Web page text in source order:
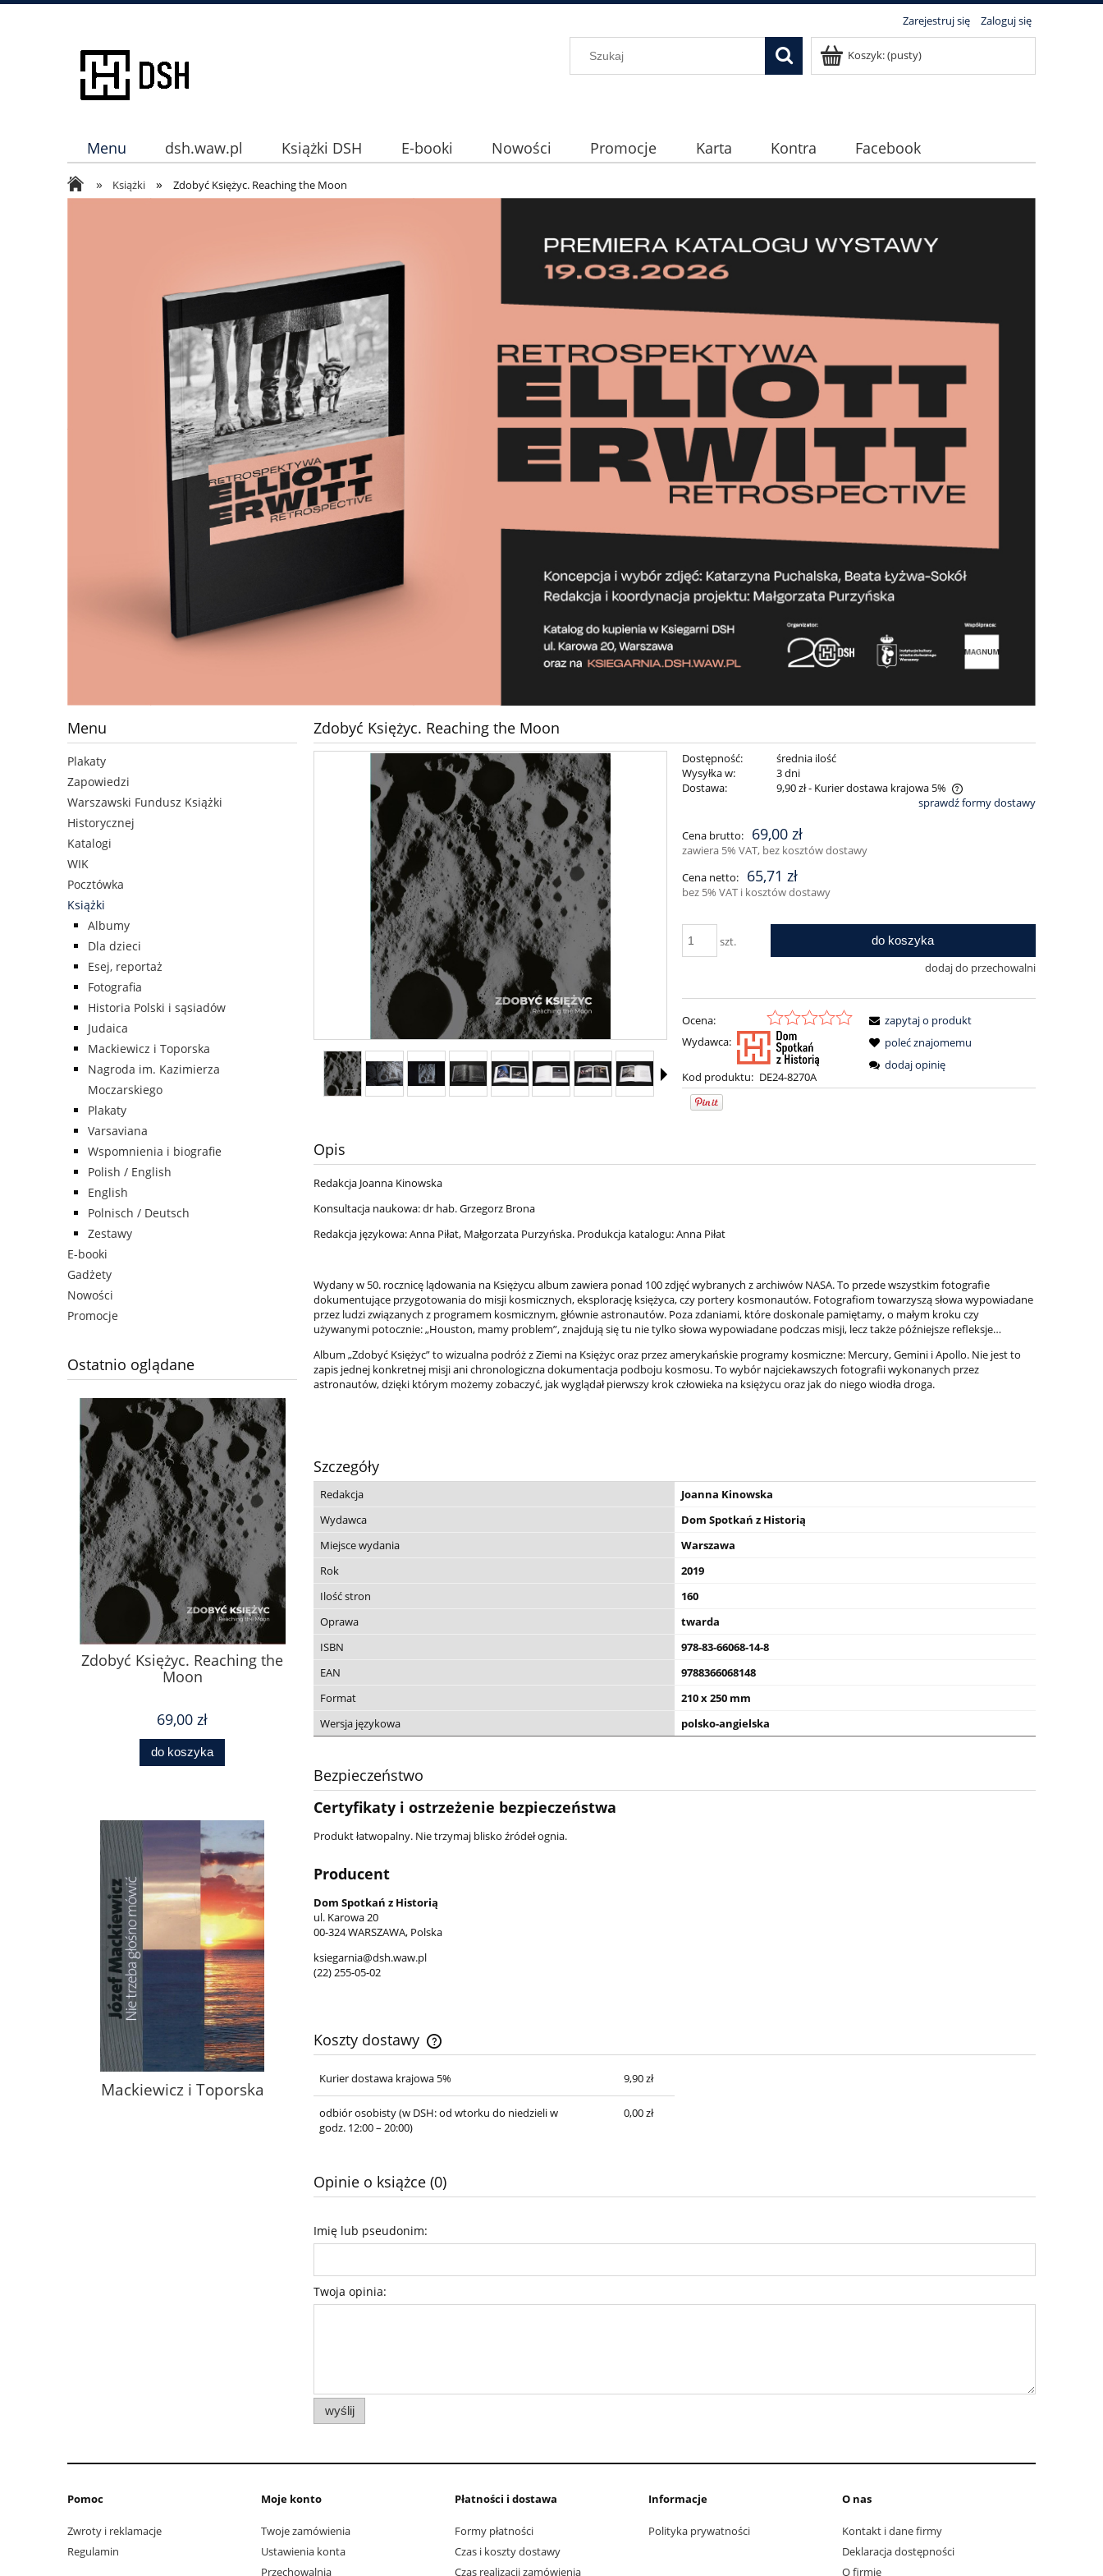
Zarejestruj się Zaloguj się
Koszyk:(pusty)
Menu dsh.waw.pl Książki DSH E-booki Nowości Promocje Karta Kontra
Facebook
Instagram
» Książki » Zdobyć Księżyc. Reaching the Moon
Menu
Plakaty
Zapowiedzi
Warszawski Fundusz Książki
Historycznej
Katalogi
WIK
Pocztówka
Książki
Albumy
Dla dzieci
Esej, reportaż
Fotografia
Historia Polski i sąsiadów
Judaica
Mackiewicz i Toporska
Nagroda im. Kazimierza
Moczarskiego
Plakaty
Varsaviana
Wspomnienia i biografie
Polish / English
English
Polnisch / Deutsch
Zestawy
E-booki
Gadżety
Nowości
Promocje
Ostatnio oglądane
Zdobyć Księżyc. Reaching the
Moon
69,00 zł
do koszyka
Mackiewicz i Toporska
Zdobyć Księżyc. Reaching the Moon
Dostępność:
średnia ilość
Wysyłka w:
3 dni
Dostawa:
9,90 zł- Kurier dostawa krajowa 5%
płatności
sprawdź formy dostawy
Cena brutto: 69,00 zł
zawiera 5% VAT, bez kosztów dostawy
Cena netto:
65,71 zł
bez 5% VAT i kosztów dostawy
szt. do koszyka
dodaj do przechowalni
Ocena:
Wydawca:
Kod produktu: DE24-8270A
zapytaj o produkt
poleć znajomemu
dodaj opinię
Opis
Redakcja Joanna Kinowska
Konsultacja naukowa: dr hab. Grzegorz Brona
Redakcja językowa: Anna Piłat, Małgorzata Purzyńska. Produkcja katalogu: Anna Piłat
Wydany w 50. rocznicę lądowania na Księżycu album zawiera ponad 100 zdjęć wybranych z archiwów NASA. To przede wszystkim fotografie
dokumentujące przygotowania do misji kosmicznych, eksplorację księżyca, czy portery kosmonautów. Fotografiom towarzyszą słowa wypowiadane
przez ludzi związanych z programem kosmicznym, głównie astronautów. Poza zdaniami, które doskonale pamiętamy, o małym kroku czy
używanymi potocznie: „Houston, mamy problem”, znajdują się tu nie tylko słowa wypowiadane podczas misji, lecz także późniejsze refleksje…
Album „Zdobyć Księżyc” to wizualna podróż z Ziemi na Księżyc oraz przez amerykańskie programy kosmiczne: Mercury, Gemini i Apollo. Nie jest to
zapis jednej konkretnej misji ani chronologiczna dokumentacja podboju kosmosu. To wybór najciekawszych fotografii wykonanych przez
astronautów, dzięki którym możemy zobaczyć, jak wyglądał pierwszy krok człowieka na księżycu oraz jak do niego wiodła droga.
Szczegóły
Redakcja
Joanna Kinowska
Wydawca
Dom Spotkań z Historią
Miejsce wydania
Warszawa
Rok
2019
Ilość stron
160
Oprawa
twarda
ISBN
978-83-66068-14-8
EAN
9788366068148
Format
210 x 250 mm
Wersja językowa
polsko-angielska
Bezpieczeństwo
Certyfikaty i ostrzeżenie bezpieczeństwa
Produkt łatwopalny. Nie trzymaj blisko źródeł ognia.
Producent
Dom Spotkań z Historią
ul. Karowa 20
00-324 WARSZAWA, Polska
ksiegarnia@dsh.waw.pl
(22) 255-05-02
Koszty dostawy
Cena nie zawiera ewentualnych kosztów
płatności
Kurier dostawa krajowa 5% 9,90 zł
odbiór osobisty(w DSH: od wtorku do niedzieli w
godz. 12:00 – 20:00)
0,00 zł
Opinie o książce (0)
Imię lub pseudonim:
Twoja opinia:
wyślij
Pomoc
Zwroty i reklamacje
Regulamin
Moje konto
Twoje zamówienia
Ustawienia konta
Przechowalnia
Płatności i dostawa
Formy płatności
Czas i koszty dostawy
Czas realizacji zamówienia
Informacje
Polityka prywatności
O nas
Kontakt i dane firmy
Deklaracja dostępności
O firmie